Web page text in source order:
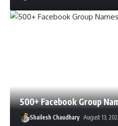
500+ Facebook Group
Shailesh Chaudhary August 13,